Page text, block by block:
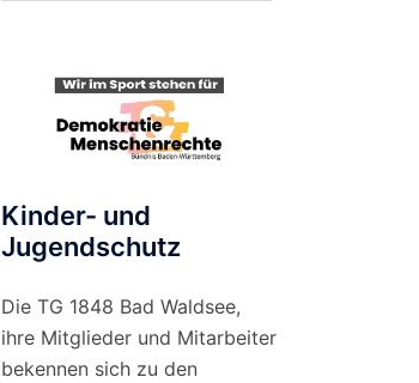
Kinder- und
Jugendschutz
Die TG 1848 Bad Waldsee,
ihre Mitglieder und Mitarbeiter
bekennen sich zu den